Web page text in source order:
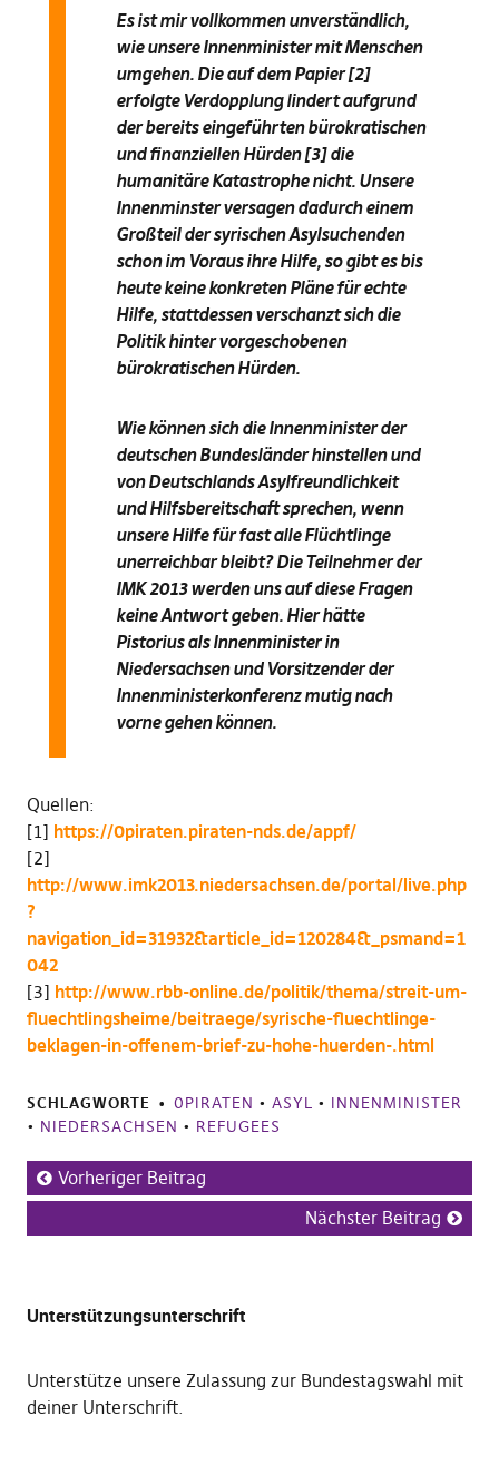
Es ist mir vollkommen unverständlich,
wie unsere Innenminister mit Menschen
umgehen. Die auf dem Papier [2]
erfolgte Verdopplung lindert aufgrund
der bereits eingeführten bürokratischen
und finanziellen Hürden [3] die
humanitäre Katastrophe nicht. Unsere
Innenminster versagen dadurch einem
Großteil der syrischen Asylsuchenden
schon im Voraus ihre Hilfe, so gibt es bis
heute keine konkreten Pläne für echte
Hilfe, stattdessen verschanzt sich die
Politik hinter vorgeschobenen
bürokratischen Hürden.
Wie können sich die Innenminister der
deutschen Bundesländer hinstellen und
von Deutschlands Asylfreundlichkeit
und Hilfsbereitschaft sprechen, wenn
unsere Hilfe für fast alle Flüchtlinge
unerreichbar bleibt? Die Teilnehmer der
IMK 2013 werden uns auf diese Fragen
keine Antwort geben. Hier hätte
Pistorius als Innenminister in
Niedersachsen und Vorsitzender der
Innenministerkonferenz mutig nach
vorne gehen können.
Quellen:
[1] https://0piraten.piraten-nds.de/appf/
[2]
http://www.imk2013.niedersachsen.de/portal/live.php
?
navigation_id=31932&article_id=120284&_psmand=1
042
[3] http://www.rbb-online.de/politik/thema/streit-um-
fluechtlingsheime/beitraege/syrische-fluechtlinge-
beklagen-in-offenem-brief-zu-hohe-huerden-.html
SCHLAGWORTE 0PIRATEN • ASYL • INNENMINISTER
• NIEDERSACHSEN • REFUGEES
Vorheriger Beitrag
Nächster Beitrag
Unterstützungsunterschrift
Unterstütze unsere Zulassung zur Bundestagswahl mit
deiner Unterschrift.